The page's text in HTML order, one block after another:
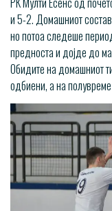
и 5-2. Домашниот
но потоа следеше
предноста и дојде до
Обидите на домашниот
одбиени, а на